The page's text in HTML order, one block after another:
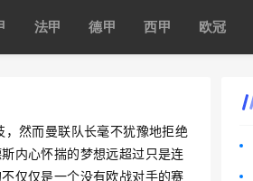
法甲 德甲 西甲 欧冠
然而曼联队长毫不犹豫地拒绝
内心怀揣的梦想远超过只是连
仅仅是一个没有欧战对手的赛